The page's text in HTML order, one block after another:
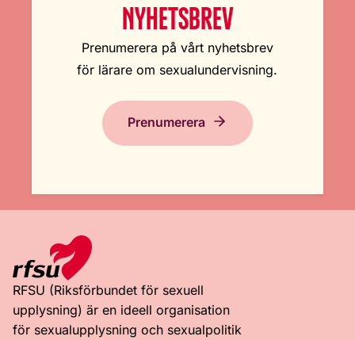
NYHETSBREV
Prenumerera på vårt nyhetsbrev
för lärare om sexualundervisning.
Prenumerera
RFSU (Riksförbundet för sexuell
upplysning) är en ideell organisation
för sexualupplysning och sexualpolitik